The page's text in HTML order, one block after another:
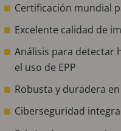
Certificación mundial
Excelente calidad de
Análisis para detectar
el uso de EPP
Robusta y duradera
Ciberseguridad